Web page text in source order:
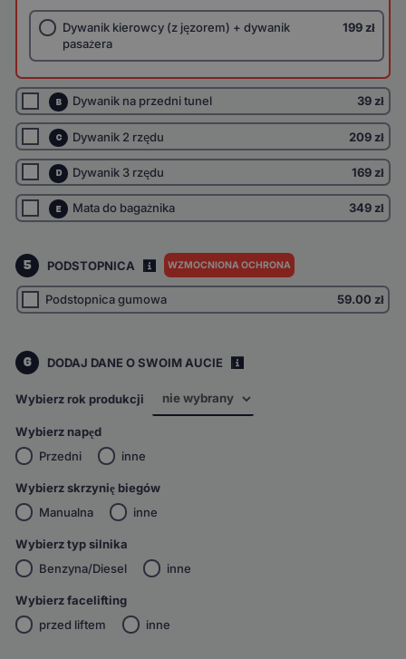
Dywanik kierowcy (z jęzorem) + dywanik
pasażera
199 zł
B Dywanik na przedni tunel 39 zł
C Dywanik 2 rzędu 209 zł
D Dywanik 3 rzędu 169 zł
E Mata do bagażnika 349 zł
5 PODSTOPNICA WZMOCNIONA OCHRONA
Podstopnica gumowa 59.00 zł
6 DODAJ DANE O SWOIM AUCIE
Wybierz rok produkcji
Wybierz napęd
Przedni
inne
Wybierz skrzynię biegów
Manualna
inne
Wybierz typ silnika
Benzyna/Diesel
inne
Wybierz facelifting
przed liftem
inne